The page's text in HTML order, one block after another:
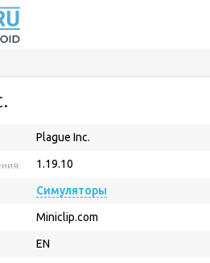
Plague Inc.
1.19.10
Симуляторы
Miniclip.com
EN